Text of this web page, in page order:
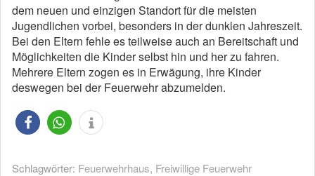
dem neuen und einzigen Standort für die meisten
Jugendlichen vorbei, besonders in der dunklen Jahreszeit.
Bei den Eltern fehle es teilweise auch an Bereitschaft und
Möglichkeiten die Kinder selbst hin und her zu fahren.
Mehrere Eltern zogen es in Erwägung, ihre Kinder
deswegen bei der Feuerwehr abzumelden.
Schlagwörter: Feuerwehrhaus, Freiwillige Feuerwehr